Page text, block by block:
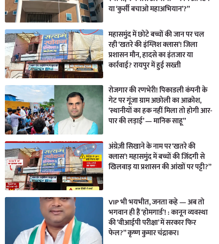
या ‘कुर्सी बचाओ महाअभियान’?”
महासमुंद में छोटे बच्चों की जान पर चल
रही ‘खतरे की इंग्लिश क्लास’! जिला
प्रशासन मौन, हादसे का इंतजार या
कार्रवाई? रायपुर में हुई सख्ती
रोजगार की रणभेरी! पिकाडली कंपनी के
गेट पर गूंजा ग्राम अछोली का आक्रोश,
‘स्थानीयों का हक नहीं मिला तो होगी आर-
पार की लड़ाई’ — मानिक साहू”
अंग्रेज़ी सिखाने के नाम पर ‘खतरे की
क्लास’! महासमुंद में बच्चों की जिंदगी से
खिलवाड़ या प्रशासन की आंखों पर पट्टी?”
VIP भी भयभीत, जनता कहे — अब तो
भगवान ही हैं ‘होमगार्ड’! : कानून व्यवस्था
की ‘वीआईपी परीक्षा’ में सरकार फिर
फेल?” कृष्ण कुमार चंद्राकर।